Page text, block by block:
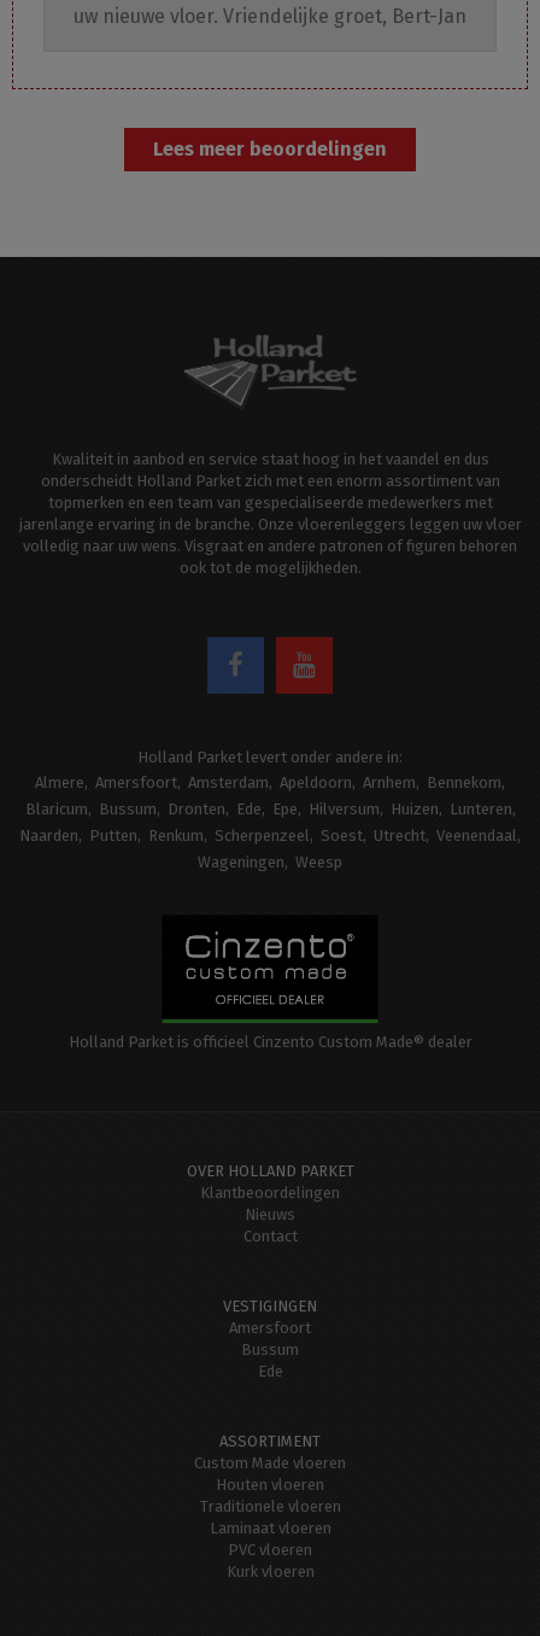
uw nieuwe vloer. Vriendelijke groet, Bert-Jan
Lees meer beoordelingen
Kwaliteit in aanbod en service staat hoog in het vaandel en dus
onderscheidt Holland Parket zich met een enorm assortiment van
topmerken en een team van gespecialiseerde medewerkers met
jarenlange ervaring in de branche. Onze vloerenleggers leggen uw vloer
volledig naar uw wens. Visgraat en andere patronen of figuren behoren
ook tot de mogelijkheden.
Holland Parket levert onder andere in:
Almere
Amersfoort Amsterdam Apeldoorn Arnhem
Bennekom
Blaricum
Bussum Dronten Ede Epe Hilversum Huizen
Lunteren
Naarden
Putten Renkum Scherpenzeel Soest Utrecht Veenendaal
Wageningen
Weesp
Holland Parket is officieel Cinzento Custom Made® dealer
OVER HOLLAND PARKET
Klantbeoordelingen
Nieuws
Contact
VESTIGINGEN
Amersfoort
Bussum
Ede
ASSORTIMENT
Custom Made vloeren
Houten vloeren
Traditionele vloeren
Laminaat vloeren
PVC vloeren
Kurk vloeren